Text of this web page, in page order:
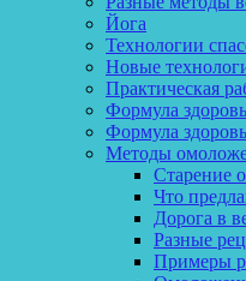
Йога
Технологии
Новые
Практическая
Формула
Формула
Методы
Старение
Что
Дорога в
Разные
Примеры